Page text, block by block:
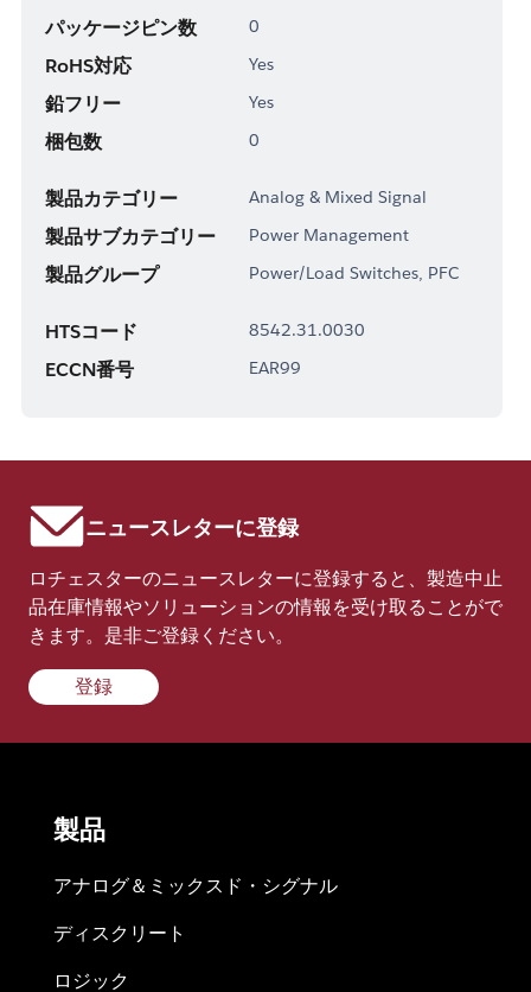
パッケージピン数 0
RoHS対応 Yes
鉛フリー Yes
梱包数 0
製品カテゴリー Analog & Mixed Signal
製品サブカテゴリー Power Management
製品グループ Power/Load Switches, PFC
HTSコード 8542.31.0030
ECCN番号 EAR99
ニュースレターに登録
ロチェスターのニュースレターに登録すると、製造中止
品在庫情報やソリューションの情報を受け取ることがで
きます。是非ご登録ください。
登録
製品
アナログ＆ミックスド・シグナル
ディスクリート
ロジック